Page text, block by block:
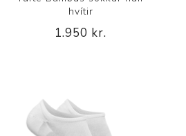
hvítir
1.950 kr.